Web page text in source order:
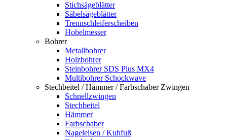
Stichsägeblätter
Säbelsägeblätter
Trennschleiferscheiben
Hobelmesser
Bohrer
Metallbohrer
Holzbohrer
Steinbohrer SDS Plus MX4
Multibohrer Schockwave
Stechbeitel / Hämmer / Farbschaber Zwingen
Schnellzwingen
Stechbeitel
Hämmer
Farbschaber
Nageleisen / Kuhfuß